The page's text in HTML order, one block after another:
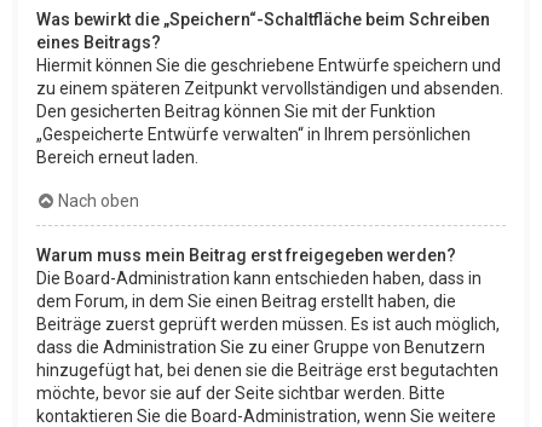
Was bewirkt die „Speichern“-Schaltfläche beim Schreiben
eines Beitrags?
Hiermit können Sie die geschriebene Entwürfe speichern und
zu einem späteren Zeitpunkt vervollständigen und absenden.
Den gesicherten Beitrag können Sie mit der Funktion
„Gespeicherte Entwürfe verwalten“ in Ihrem persönlichen
Bereich erneut laden.
Nach oben
Warum muss mein Beitrag erst freigegeben werden?
Die Board-Administration kann entschieden haben, dass in
dem Forum, in dem Sie einen Beitrag erstellt haben, die
Beiträge zuerst geprüft werden müssen. Es ist auch möglich,
dass die Administration Sie zu einer Gruppe von Benutzern
hinzugefügt hat, bei denen sie die Beiträge erst begutachten
möchte, bevor sie auf der Seite sichtbar werden. Bitte
kontaktieren Sie die Board-Administration, wenn Sie weitere